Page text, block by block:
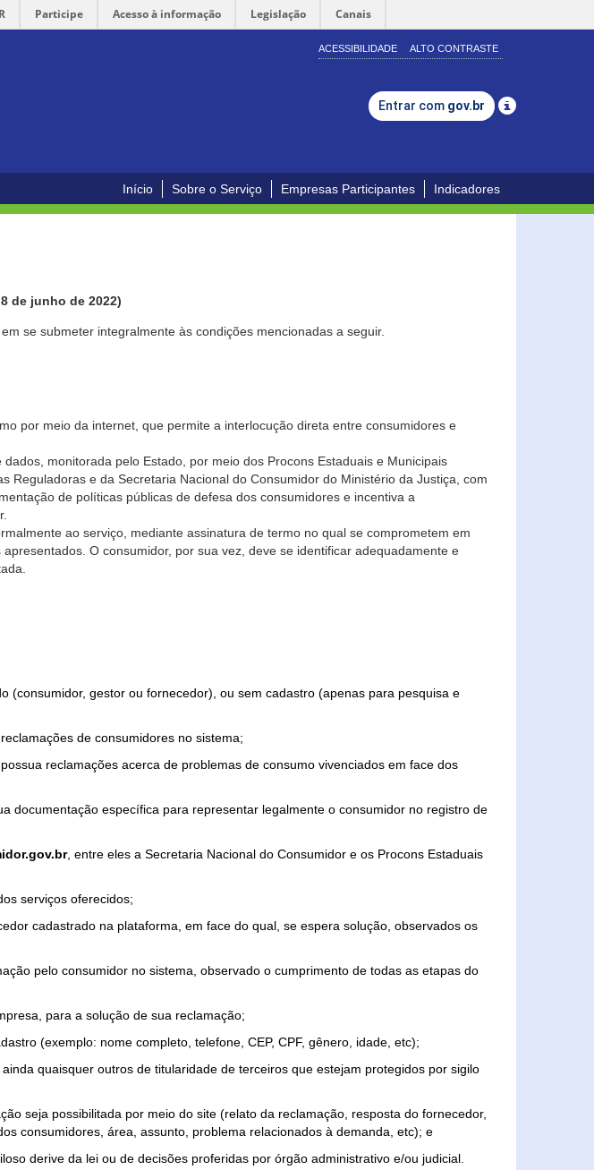
Participe Acesso à informação Legislação Canais
ACESSIBILIDADE ALTO CONTRASTE
Entrar com gov.br
Início Sobre o Serviço Empresas Participantes Indicadores
de junho de 2022)
se submeter integralmente às condições mencionadas a seguir.
por meio da internet, que permite a interlocução direta entre consumidores e
monitorada pelo Estado, por meio dos Procons Estaduais e Municipais
Reguladoras e da Secretaria Nacional do Consumidor do Ministério da Justiça, com
de políticas públicas de defesa dos consumidores e incentiva a
ao serviço, mediante assinatura de termo no qual se comprometem em
O consumidor, por sua vez, deve se identificar adequadamente e
(consumidor, gestor ou fornecedor), ou sem cadastro (apenas para pesquisa e
de consumidores no sistema;
reclamações acerca de problemas de consumo vivenciados em face dos
documentação específica para representar legalmente o consumidor no registro de
, entre eles a Secretaria Nacional do Consumidor e os Procons Estaduais
serviços oferecidos;
cadastrado na plataforma, em face do qual, se espera solução, observados os
pelo consumidor no sistema, observado o cumprimento de todas as etapas do
para a solução de sua reclamação;
(exemplo: nome completo, telefone, CEP, CPF, gênero, idade, etc);
quaisquer outros de titularidade de terceiros que estejam protegidos por sigilo
seja possibilitada por meio do site (relato da reclamação, resposta do fornecedor,
consumidores, área, assunto, problema relacionados à demanda, etc); e
derive da lei ou de decisões proferidas por órgão administrativo e/ou judicial.